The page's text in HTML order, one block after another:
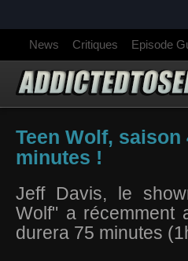
News Critiques Episode
Teen Wolf,
minutes !
Jeff Davis, le
Wolf" a récemment
durera 75 minutes